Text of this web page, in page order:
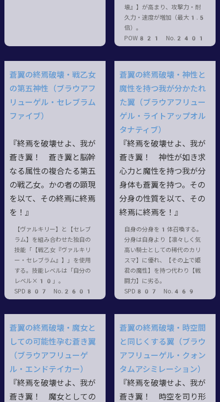
壊』】が高まり、攻撃力・耐
久力・速度が増加（最大1.5
倍）。
POW821 No.2401
蒼翼の終焉破壊・戦乙女
の第五神性（ブラウアフ
リューゲル・セレブラム
ファイブ）
『終焉を破壊せよ、我が
蒼き翼！ 蒼き翼と脳幹
なる属性の複合たる第五
の戦乙女。かの者の顕現
を以て、その終焉に終焉
を！』
【ヴァルキリー】と【セレブ
ラム】を組み合わせた独自の
技能「【戦乙女『ヴァルキリ
ー・セレブラム』】」を使用
する。技能レベルは「自分の
レベル×10」。
SPD807 No.2601
蒼翼の終焉破壊・神性と
魔性を持つ我が分かたれ
た翼（ブラウアフリュー
ゲル・ライトアップオル
タナティブ）
『終焉を破壊せよ、我が
蒼き翼！ 神性が如き求
心力と魔性を持つ我が分
身体も蒼翼を持つ。その
分身の性質を以て、その
終焉に終焉を！』
自身の分身を1体召喚する。
分身は自身より【凛々しく気
高い騎士としての稀代のカリ
スマ】に優れ、【その上で姫
君の魔性】を持つ代わり【戦
闘力】に劣る。
SPD807 No.469
蒼翼の終焉破壊・魔女と
しての可能性孕む蒼き翼
（ブラウアフリューゲ
ル・エンドテイカー）
『終焉を破壊せよ、我が
蒼き翼！ 魔女としての
蒼翼の終焉破壊・時空間
と同じくする翼（ブラウ
アフリューゲル・クォン
タムアシミレーション）
『終焉を破壊せよ、我が
蒼き翼！ 時空を司り形